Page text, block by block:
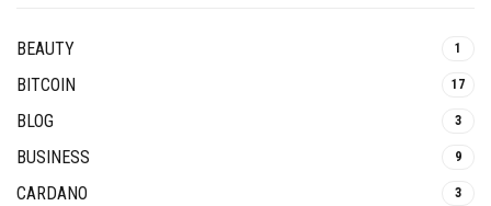
BEAUTY 1
BITCOIN 17
BLOG 3
BUSINESS 9
CARDANO 3